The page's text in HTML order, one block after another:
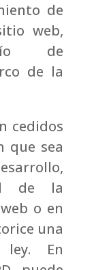
de
web,
de
de la
cedidos
que sea
de la
o en
una
En